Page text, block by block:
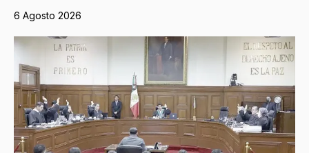
6 Agosto 2026